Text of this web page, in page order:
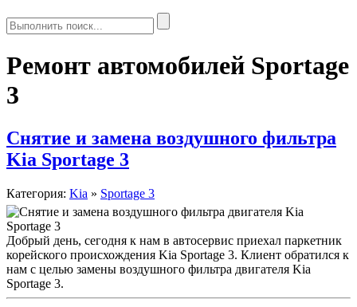
Ремонт автомобилей Sportage
3
Снятие и замена воздушного фильтра
Kia Sportage 3
Категория: Kia » Sportage 3
Добрый день, сегодня к нам в автосервис приехал паркетник
корейского происхождения Kia Sportage 3. Клиент обратился к
нам с целью замены воздушного фильтра двигателя Kia
Sportage 3.